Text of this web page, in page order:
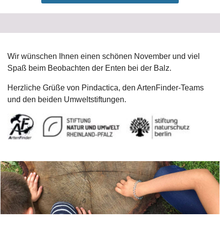
Wir wünschen Ihnen einen schönen November und viel
Spaß beim Beobachten der Enten bei der Balz.
Herzliche Grüße von Pindactica, den ArtenFinder-Teams
und den beiden Umweltstiftungen.